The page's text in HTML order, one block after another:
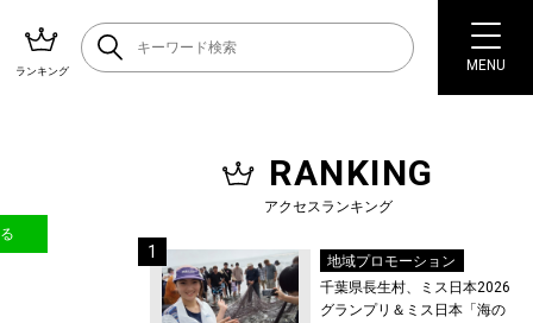
ランキング MENU
RANKING
アクセスランキング
地域プロモーション
千葉県長生村、ミス日本2026
グランプリ＆ミス日本「海の